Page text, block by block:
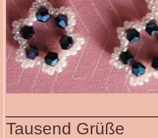
Tausend Grüße